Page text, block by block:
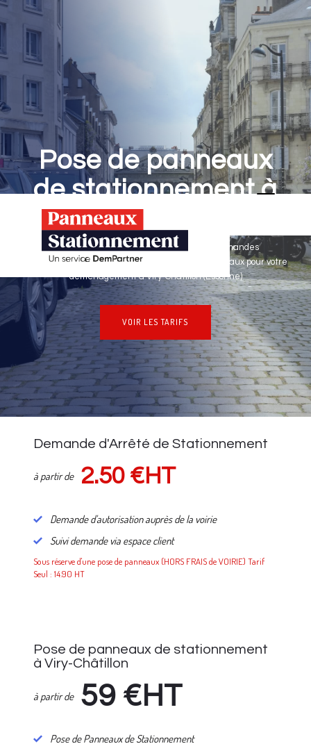
Pose de panneaux
de stationnement à
Viry-Châtillon
Panneaux Stationnement effectue vos demandes
d'autorisations de stationnement & pose de panneaux pour votre
déménagement à Viry-Châtillon (Essonne)
VOIR LES TARIFS
NOS TARIFS
Demande d'Arrêté de Stationnement
à partir de 2.50 €HT
Demande d'autorisation auprès de la voirie
Suivi demande via espace client
Sous réserve d'une pose de panneaux (HORS FRAIS de VOIRIE) Tarif
Seul : 14.90 HT
Pose de panneaux de stationnement
à Viry-Châtillon
à partir de 59 €HT
Pose de Panneaux de Stationnement